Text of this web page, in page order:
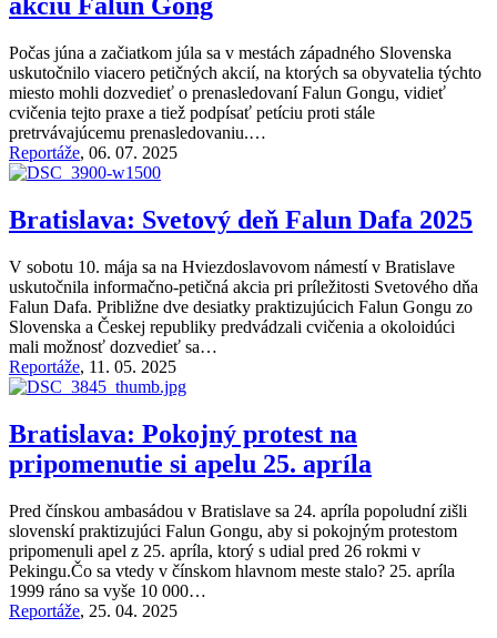
akciu Falun Gong
Počas júna a začiatkom júla sa v mestách západného Slovenska
uskutočnilo viacero petičných akcií, na ktorých sa obyvatelia týchto
miesto mohli dozvedieť o prenasledovaní Falun Gongu, vidieť
cvičenia tejto praxe a tiež podpísať petíciu proti stále
pretrvávajúcemu prenasledovaniu.…
Reportáže, 06. 07. 2025
Bratislava: Svetový deň Falun Dafa 2025
V sobotu 10. mája sa na Hviezdoslavovom námestí v Bratislave
uskutočnila informačno-petičná akcia pri príležitosti Svetového dňa
Falun Dafa. Približne dve desiatky praktizujúcich Falun Gongu zo
Slovenska a Českej republiky predvádzali cvičenia a okoloidúci
mali možnosť dozvedieť sa…
Reportáže, 11. 05. 2025
Bratislava: Pokojný protest na
pripomenutie si apelu 25. apríla
Pred čínskou ambasádou v Bratislave sa 24. apríla popoludní zišli
slovenskí praktizujúci Falun Gongu, aby si pokojným protestom
pripomenuli apel z 25. apríla, ktorý s udial pred 26 rokmi v
Pekingu.Čo sa vtedy v čínskom hlavnom meste stalo? 25. apríla
1999 ráno sa vyše 10 000…
Reportáže, 25. 04. 2025